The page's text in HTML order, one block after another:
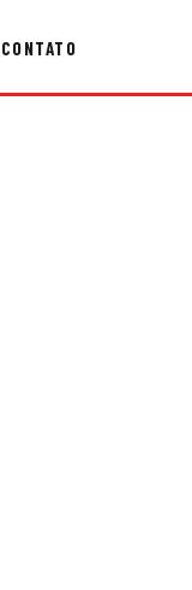
CONTATO